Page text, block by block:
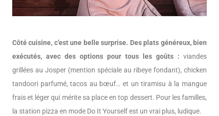
Côté cuisine, c’est une belle surprise. Des plats généreux, bien
exécutés, avec des options pour tous les goûts : viandes
grillées au Josper (mention spéciale au ribeye fondant), chicken
tandoori parfumé, tacos au bœuf… et un tiramisu à la mangue
frais et léger qui mérite sa place en top dessert. Pour les familles,
la station pizza en mode Do It Yourself est un vrai plus, ludique.